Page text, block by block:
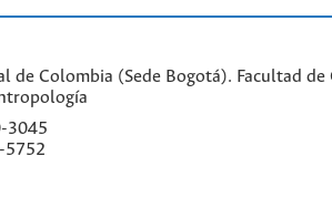
de Colombia (Sede Bogotá). Facultad de
3045
5752